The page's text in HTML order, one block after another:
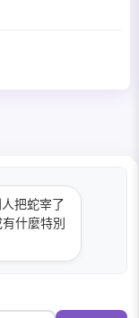
把蛇宰了
什麼特別